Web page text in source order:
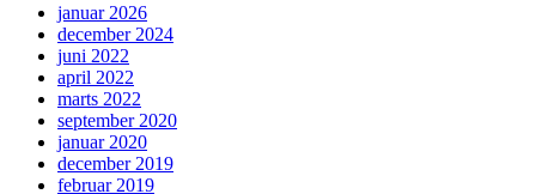
januar 2026
december 2024
juni 2022
april 2022
marts 2022
september 2020
januar 2020
december 2019
februar 2019